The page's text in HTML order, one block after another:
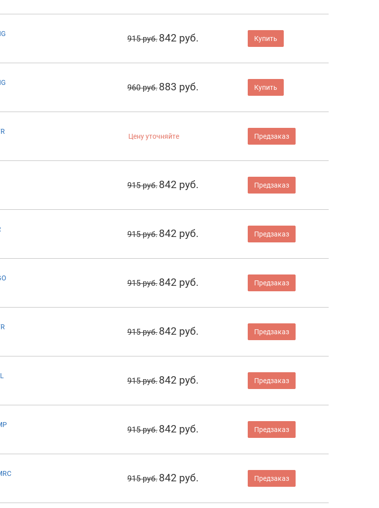
915 руб. 842 руб. Купить
960 руб. 883 руб. Купить
Цену уточняйте Предзаказ
915 руб. 842 руб. Предзаказ
915 руб. 842 руб. Предзаказ
915 руб. 842 руб. Предзаказ
915 руб. 842 руб. Предзаказ
915 руб. 842 руб. Предзаказ
915 руб. 842 руб. Предзаказ
915 руб. 842 руб. Предзаказ